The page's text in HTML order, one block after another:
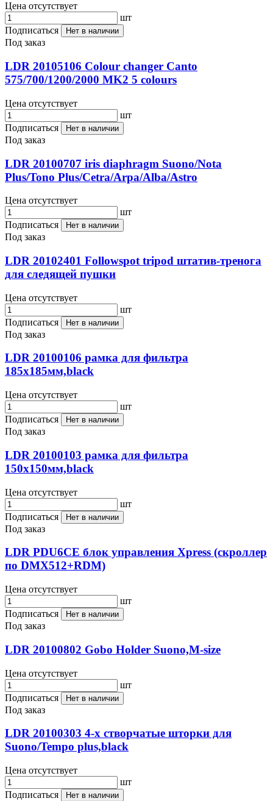
Цена отсутствует
шт
Подписаться
Нет в наличии
Под заказ
LDR 20105106 Colour changer Canto
575/700/1200/2000 MK2 5 colours
Цена отсутствует
шт
Подписаться
Нет в наличии
Под заказ
LDR 20100707 iris diaphragm Suono/Nota
Plus/Tono Plus/Cetra/Arpa/Alba/Astro
Цена отсутствует
шт
Подписаться
Нет в наличии
Под заказ
LDR 20102401 Followspot tripod штатив-тренога
для следящей пушки
Цена отсутствует
шт
Подписаться
Нет в наличии
Под заказ
LDR 20100106 рамка для фильтра
185x185мм,black
Цена отсутствует
шт
Подписаться
Нет в наличии
Под заказ
LDR 20100103 рамка для фильтра
150x150мм,black
Цена отсутствует
шт
Подписаться
Нет в наличии
Под заказ
LDR PDU6CE блок управления Xpress (скроллер
по DMX512+RDM)
Цена отсутствует
шт
Подписаться
Нет в наличии
Под заказ
LDR 20100802 Gobo Holder Suono,M-size
Цена отсутствует
шт
Подписаться
Нет в наличии
Под заказ
LDR 20100303 4-х створчатые шторки для
Suono/Tempo plus,black
Цена отсутствует
шт
Подписаться
Нет в наличии